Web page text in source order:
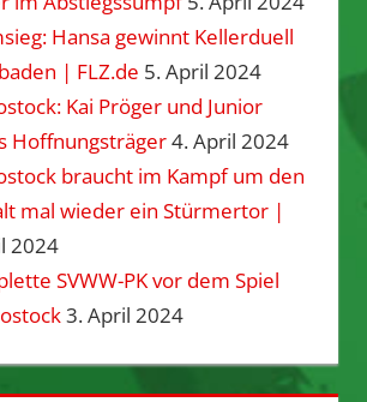
Hansa gewinnt Kellerduell
| FLZ.de 5. April 2024
Kai Pröger und Junior
Hoffnungsträger4. April 2024
braucht im Kampf um den
mal wieder ein Stürmertor |
2024
SVWW-PK vor dem Spiel
3. April 2024